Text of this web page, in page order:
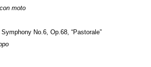
moto
No.6, Op.68, “Pastorale”